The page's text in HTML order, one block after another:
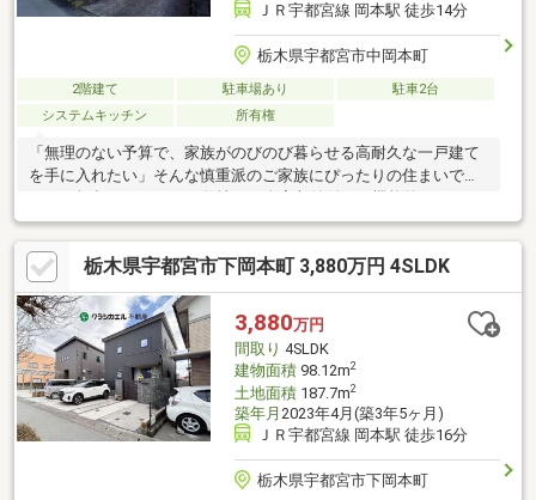
ＪＲ宇都宮線 岡本駅 徒歩14分
栃木県宇都宮市中岡本町
2階建て 駐車場あり
駐車2台
システムキッチン
所有権
「無理のない予算で、家族がのびのび暮らせる高耐久な一戸建て
を手に入れたい」そんな慎重派のご家族にぴったりの住まいで
確保。南向きのワイドバルコニーはお布団や洗濯物を一気に干せ
る贅沢な広さです。国道4号線バイパス近くで休日のお出かけも思
いのまま。クラシカエル不動産では、マイホーム購入後も今の生
活水準を豊かに保つための資金計画「みらい家計簿」の無料作成
から丁寧にお手伝いいたします。■宇都宮市立岡本北小学校徒歩
12分■マツモトキヨシ宇都宮岡本店車約3分資料請求または見学予
約からお気軽にお問い合わせください
栃木県宇都宮市下岡本町 3,880万円 4SLDK
3,880万円
間取り 4SLDK
建物面積98.12m2
土地面積187.7m2
築年月 2023年4月(築3年5ヶ月)
ＪＲ宇都宮線 岡本駅 徒歩16分
栃木県宇都宮市下岡本町